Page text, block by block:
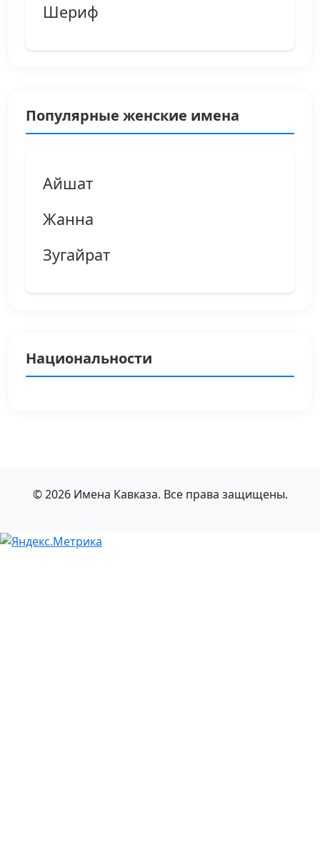
Шериф
Популярные женские имена
Айшат
Жанна
Зугайрат
Национальности
© 2026 Имена Кавказа. Все права защищены.